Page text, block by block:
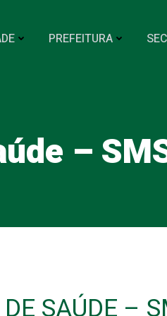
PREFEITURA
–